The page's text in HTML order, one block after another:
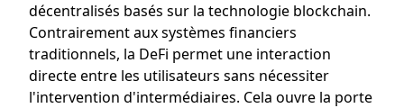
décentralisés basés sur la technologie blockchain.
Contrairement aux systèmes financiers
traditionnels, la DeFi permet une interaction
directe entre les utilisateurs sans nécessiter
l'intervention d'intermédiaires. Cela ouvre la porte